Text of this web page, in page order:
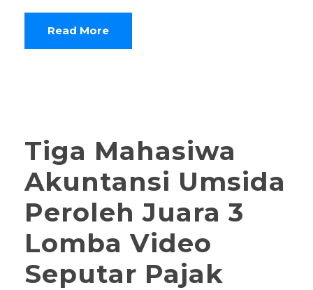
Read More
Tiga Mahasiwa
Akuntansi Umsida
Peroleh Juara 3
Lomba Video
Seputar Pajak